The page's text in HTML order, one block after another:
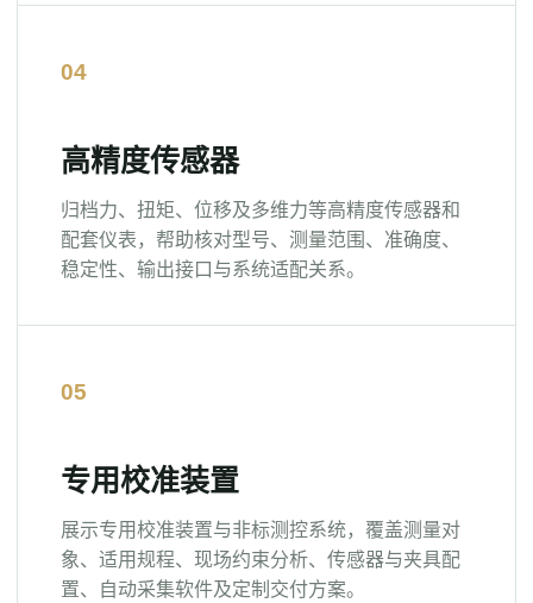
高精度传感器
归档力、扭矩、位移及多维力等高精度传感器和
配套仪表，帮助核对型号、测量范围、准确度、
稳定性、输出接口与系统适配关系。
专用校准装置
展示专用校准装置与非标测控系统，覆盖测量对
象、适用规程、现场约束分析、传感器与夹具配
置、自动采集软件及定制交付方案。